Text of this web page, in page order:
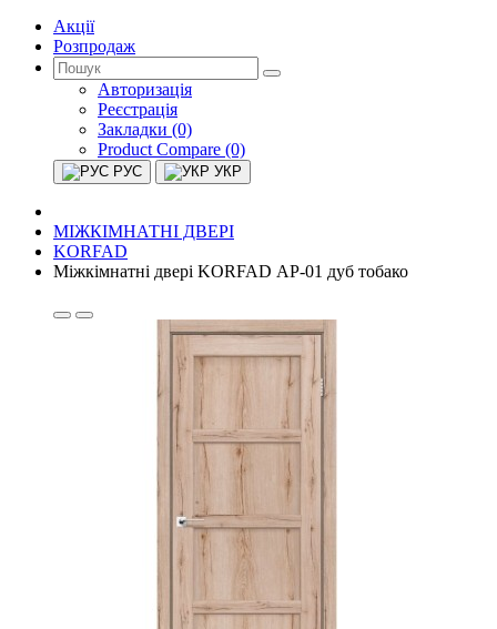
Акції
Розпродаж
Авторизація
Реєстрація
Закладки (0)
Product Compare (0)
РУС УКР
МІЖКІМНАТНІ ДВЕРІ
KORFAD
Міжкімнатні двері KORFAD АР-01 дуб тобако